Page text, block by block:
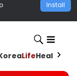
Install
LifeHealth